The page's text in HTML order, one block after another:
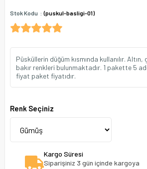
Stok Kodu (puskul-basligi-01)
Püsküllerin düğüm kısmında kullanılır.
bakır renkleri bulunmaktadır. 1 pakette 5
fiyat paket fiyatıdır.
Renk Seçiniz
Kargo Süresi
Siparişiniz 3 gün içinde kargoya